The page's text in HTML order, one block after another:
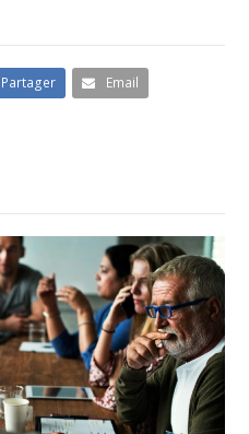
Partager
Email